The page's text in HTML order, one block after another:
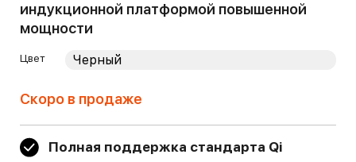
индукционной платформой повышенной
мощности
Цвет
Скоро в продаже
Полная поддержка стандарта Qi